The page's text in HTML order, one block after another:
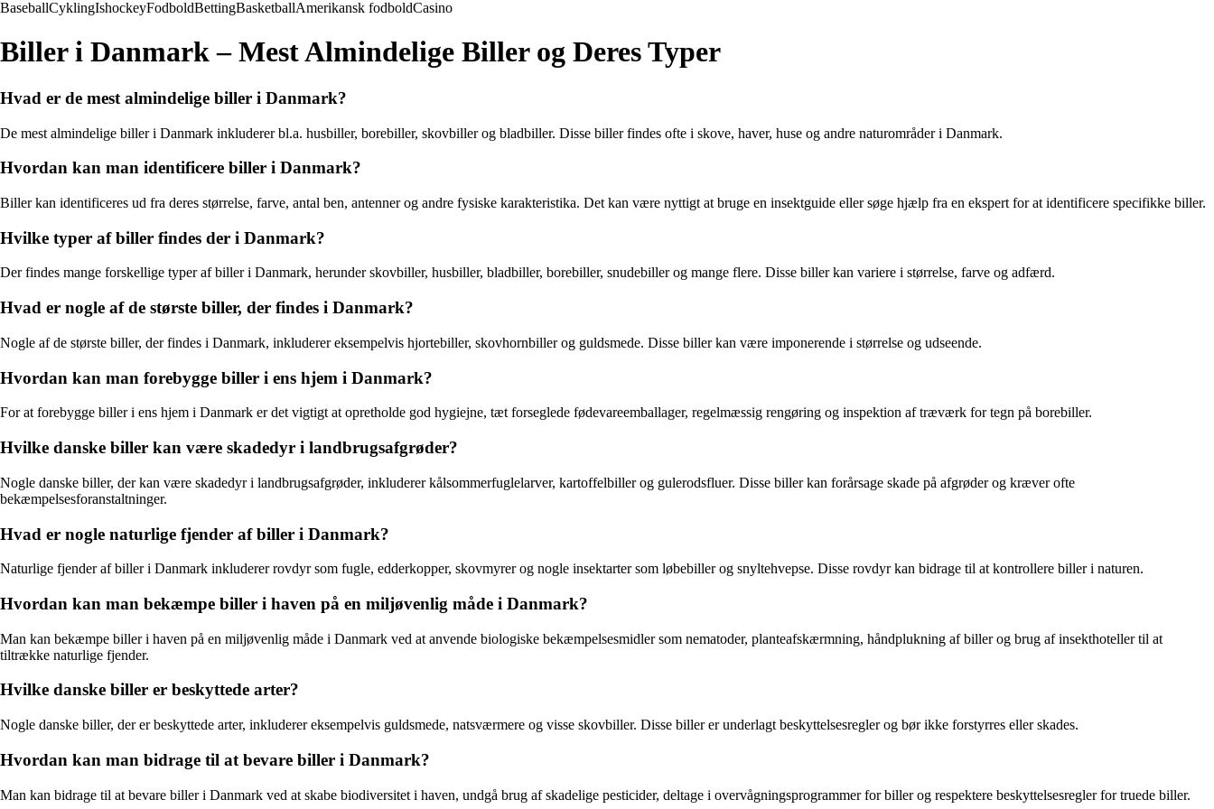
BaseballCyklingIshockeyFodboldBettingBasketballAmerikansk fodboldCasino
Biller i Danmark – Mest Almindelige Biller og Deres Typer
Hvad er de mest almindelige biller i Danmark?
De mest almindelige biller i Danmark inkluderer bl.a. husbiller, borebiller, skovbiller og bladbiller. Disse biller findes ofte i skove, haver, huse og andre naturområder i Danmark.
Hvordan kan man identificere biller i Danmark?
Biller kan identificeres ud fra deres størrelse, farve, antal ben, antenner og andre fysiske karakteristika. Det kan være nyttigt at bruge en insektguide eller søge hjælp fra en ekspert for at identificere specifikke biller.
Hvilke typer af biller findes der i Danmark?
Der findes mange forskellige typer af biller i Danmark, herunder skovbiller, husbiller, bladbiller, borebiller, snudebiller og mange flere. Disse biller kan variere i størrelse, farve og adfærd.
Hvad er nogle af de største biller, der findes i Danmark?
Nogle af de største biller, der findes i Danmark, inkluderer eksempelvis hjortebiller, skovhornbiller og guldsmede. Disse biller kan være imponerende i størrelse og udseende.
Hvordan kan man forebygge biller i ens hjem i Danmark?
For at forebygge biller i ens hjem i Danmark er det vigtigt at opretholde god hygiejne, tæt forseglede fødevareemballager, regelmæssig rengøring og inspektion af træværk for tegn på borebiller.
Hvilke danske biller kan være skadedyr i landbrugsafgrøder?
Nogle danske biller, der kan være skadedyr i landbrugsafgrøder, inkluderer kålsommerfuglelarver, kartoffelbiller og gulerodsfluer. Disse biller kan forårsage skade på afgrøder og kræver ofte
bekæmpelsesforanstaltninger.
Hvad er nogle naturlige fjender af biller i Danmark?
Naturlige fjender af biller i Danmark inkluderer rovdyr som fugle, edderkopper, skovmyrer og nogle insektarter som løbebiller og snyltehvepse. Disse rovdyr kan bidrage til at kontrollere biller i naturen.
Hvordan kan man bekæmpe biller i haven på en miljøvenlig måde i Danmark?
Man kan bekæmpe biller i haven på en miljøvenlig måde i Danmark ved at anvende biologiske bekæmpelsesmidler som nematoder, planteafskærmning, håndplukning af biller og brug af insekthoteller til at
tiltrække naturlige fjender.
Hvilke danske biller er beskyttede arter?
Nogle danske biller, der er beskyttede arter, inkluderer eksempelvis guldsmede, natsværmere og visse skovbiller. Disse biller er underlagt beskyttelsesregler og bør ikke forstyrres eller skades.
Hvordan kan man bidrage til at bevare biller i Danmark?
Man kan bidrage til at bevare biller i Danmark ved at skabe biodiversitet i haven, undgå brug af skadelige pesticider, deltage i overvågningsprogrammer for biller og respektere beskyttelsesregler for truede biller.